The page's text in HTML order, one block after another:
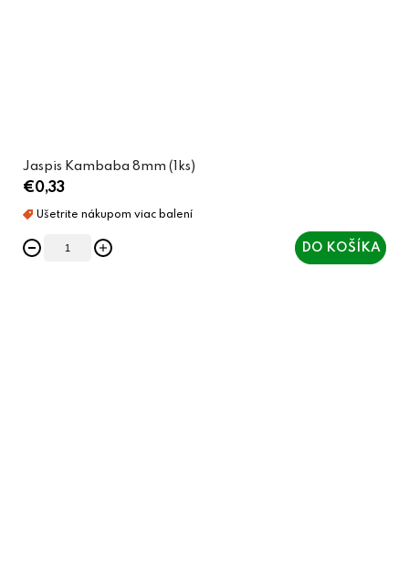
Jaspis Kambaba 8mm (1ks)
€0,33
DO KOŠÍKA